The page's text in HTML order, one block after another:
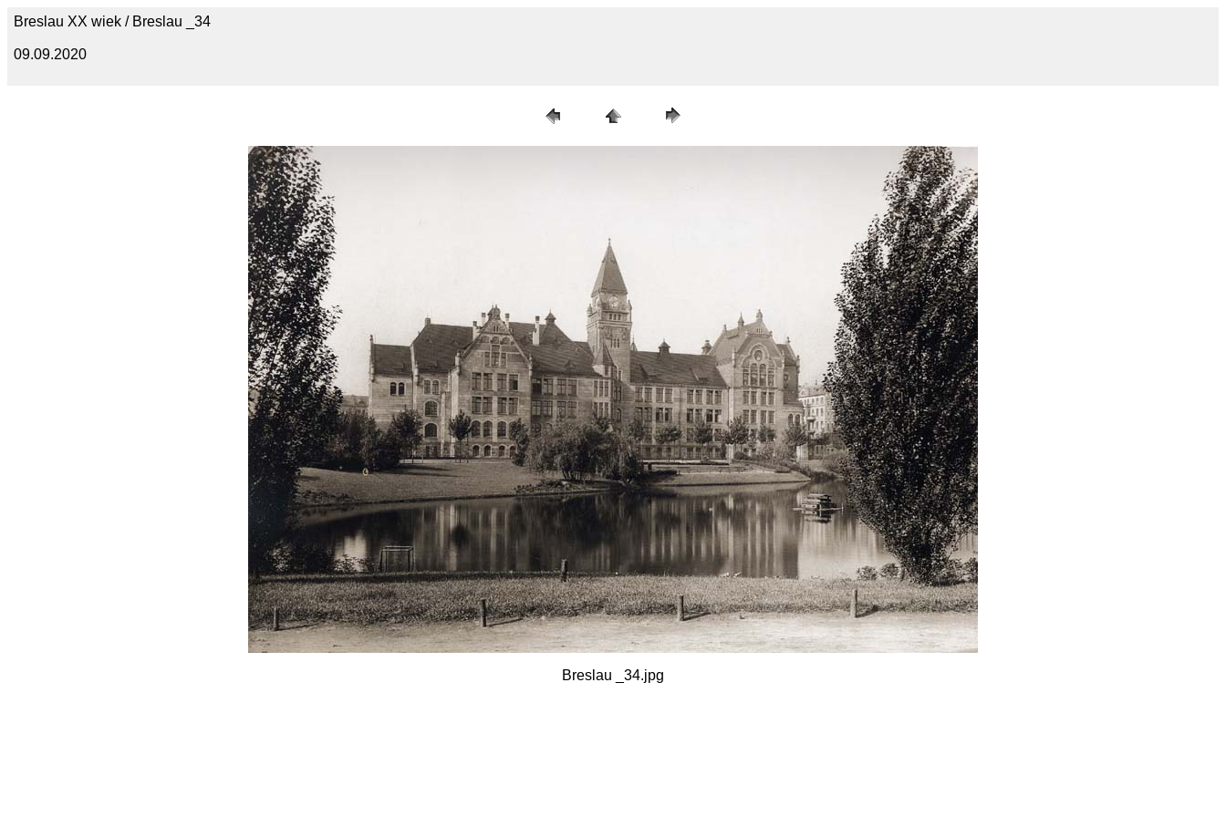
Breslau XX wiek / Breslau _34
09.09.2020
Breslau _34.jpg